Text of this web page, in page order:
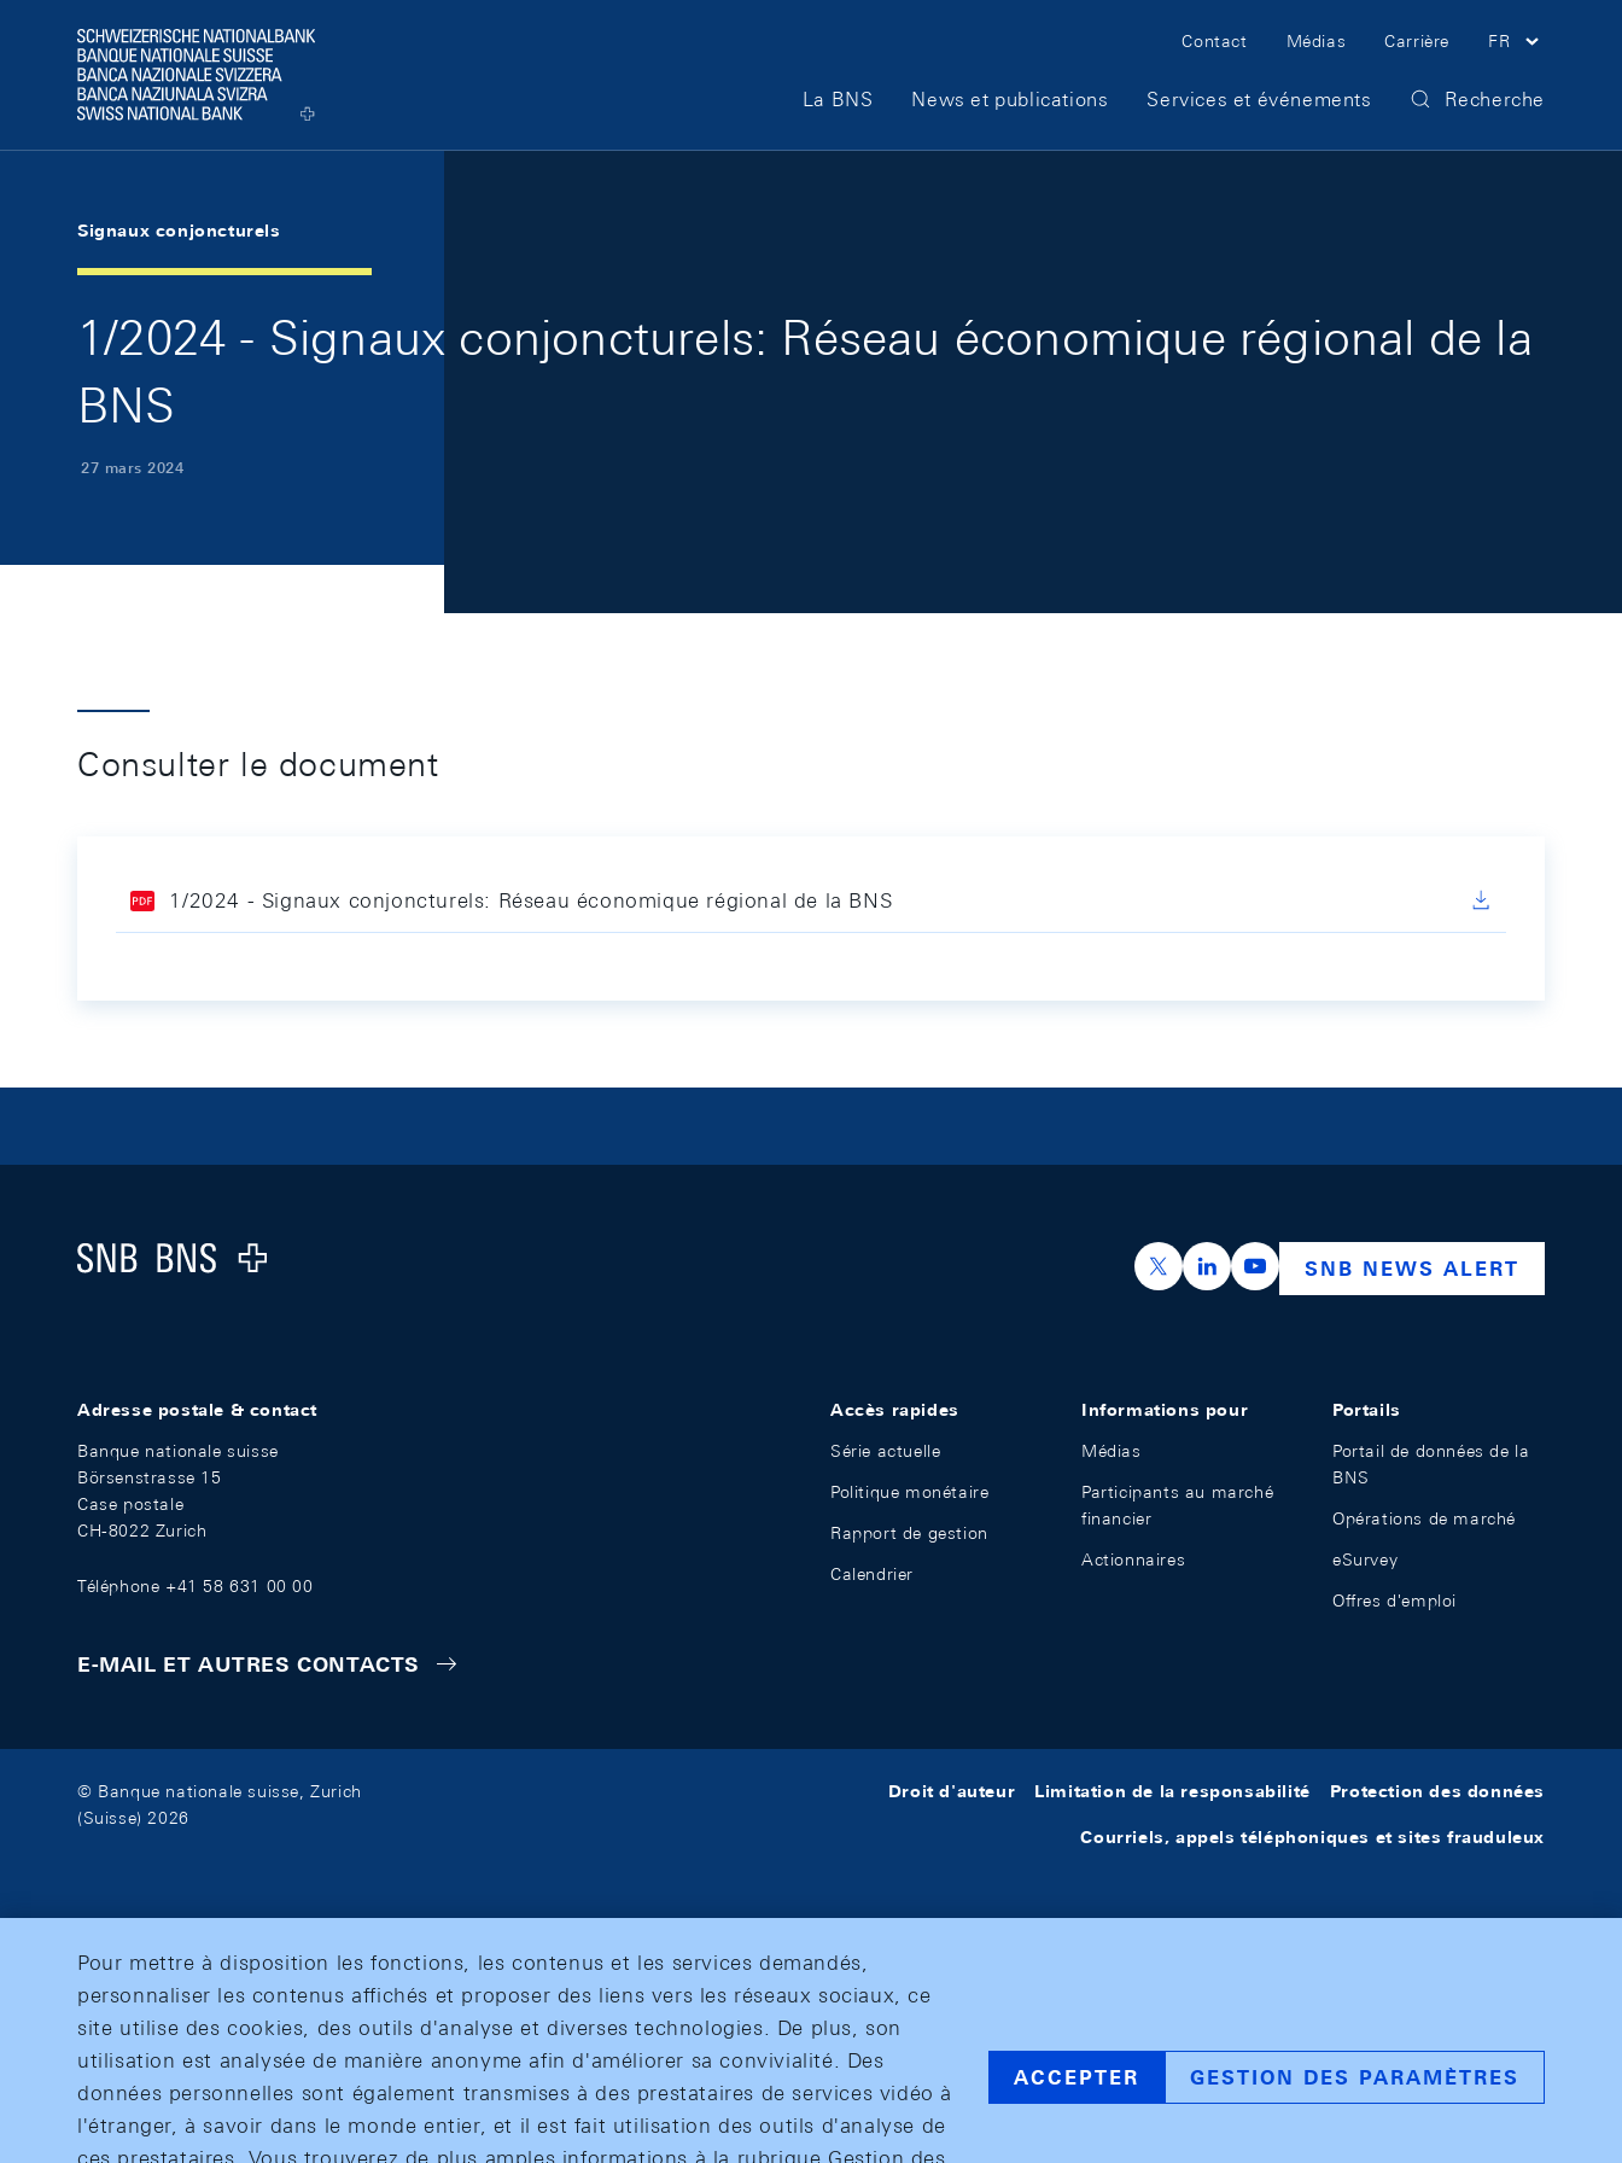
Logo
Meta Navigation
Contact Médias Carrière FR
Main Navigation
La BNS News et publications Services et événements Recherche
Signaux conjoncturels
1/2024 - Signaux conjoncturels: Réseau économique régional de la
BNS
27 mars 2024
Consulter le document
1/2024 - Signaux conjoncturels: Réseau économique régional de la BNS
Logo
https://x.com/snb_bns
https://ch.linkedin.com/company/swiss-
https://www.youtube.com/
SNB NEWS ALERT
Adresse postale & contact
Banque nationale suisse
Börsenstrasse 15
Case postale
CH-8022 Zurich
Téléphone +41 58 631 00 00
E-MAIL ET AUTRES CONTACTS
Accès rapides
Série actuelle
Politique monétaire
Rapport de gestion
Calendrier
Informations pour
Médias
Participants au marché
financier
Actionnaires
Portails
Portail de données de la
BNS
Opérations de marché
eSurvey
Offres d'emploi
© Banque nationale suisse, Zurich
(Suisse) 2026
Droit d'auteur Limitation de la responsabilité Protection des données
Courriels, appels téléphoniques et sites frauduleux
Pour mettre à disposition les fonctions, les contenus et les services demandés,
personnaliser les contenus affichés et proposer des liens vers les réseaux sociaux, ce
site utilise des cookies, des outils d'analyse et diverses technologies. De plus, son
utilisation est analysée de manière anonyme afin d'améliorer sa convivialité. Des
données personnelles sont également transmises à des prestataires de services vidéo à
l'étranger, à savoir dans le monde entier, et il est fait utilisation des outils d'analyse de
ACCEPTER GESTION DES PARAMÈTRES